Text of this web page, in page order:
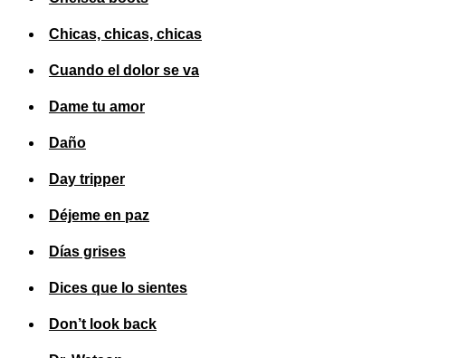
Chicas, chicas, chicas
Cuando el dolor se va
Dame tu amor
Daño
Day tripper
Déjeme en paz
Días grises
Dices que lo sientes
Don’t look back